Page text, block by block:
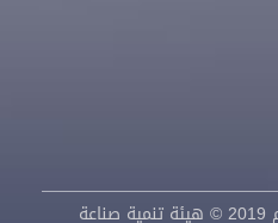
حقوق التأليف و النشر عام 2019 © هيئة تنمية صناعة